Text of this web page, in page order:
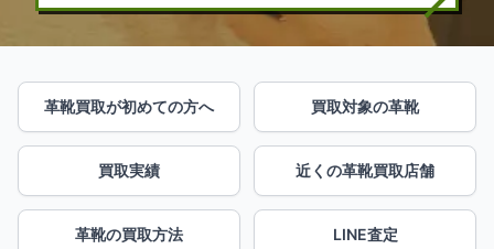
革靴買取が初めての方へ 買取対象の革靴
買取実績 近くの革靴買取店舗
革靴の買取方法 LINE査定